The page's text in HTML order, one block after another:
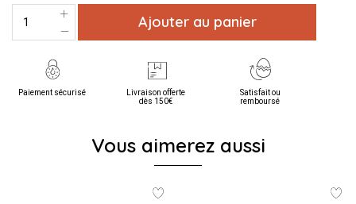
Ajouter au panier
Paiement sécurisé
Livraison offerte
dès 150€
Satisfait ou
remboursé
Vous aimerez aussi